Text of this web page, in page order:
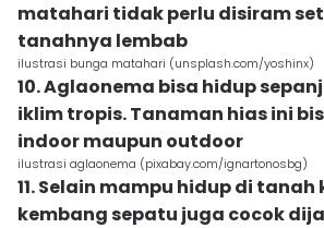
matahari tidak perlu disiram
tanahnya lembab
ilustrasi bunga matahari (unsplash.com/yoshinx)
10. Aglaonema bisa hidup
iklim tropis. Tanaman hias ini
indoor maupun outdoor
ilustrasi aglaonema (pixabay.com/ignartonosbg)
11. Selain mampu hidup di tanah
kembang sepatu juga cocok